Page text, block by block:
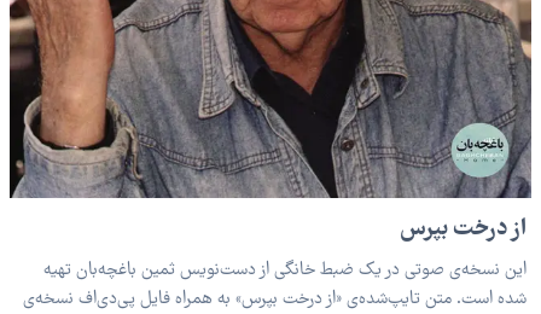
از درخت بپرس
این نسخه‌ی صوتی در یک ضبط خانگی از دست‌نویس ثمین باغچه‌بان تهیه
شده است. متن تایپ‌شده‌ی «از درخت بپرس» به همراه فایل پی‌دی‌اف نسخه‌ی